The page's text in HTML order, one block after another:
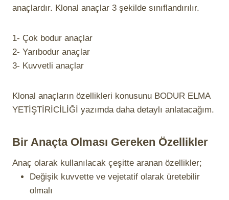
anaçlardır. Klonal anaçlar 3 şekilde sınıflandırılır.
1- Çok bodur anaçlar
2- Yarıbodur anaçlar
3- Kuvvetli anaçlar
Klonal anaçların özellikleri konusunu BODUR ELMA
YETİŞTİRİCİLİĞİ yazımda daha detaylı anlatacağım.
Bir Anaçta Olması Gereken Özellikler
Anaç olarak kullanılacak çeşitte aranan özellikler;
Değişik kuvvette ve vejetatif olarak üretebilir
olmalı